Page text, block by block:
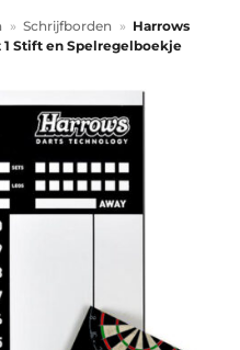
» Schrijfborden » Harrows
Stift en Spelregelboekje